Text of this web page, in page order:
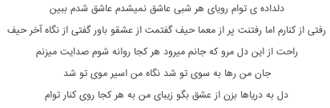
دلداده ی توام رویای هر شبی عاشق نمیشدم عاشق شدم ببین
رفتی از کنارم اما رفتنت پر از معما حیف گفتمت از عشقو باور گفتی از نگاه آخر حیف
راحت از این دل مرو که جانم میرود هر کجا روانه شوم صدایت میزنم
جان من رها به سوی تو شد نگاه من اسیر موی تو شد
دل به دریاها بزن از عشق بگو زیبای من به هر کجا روی کنار توام